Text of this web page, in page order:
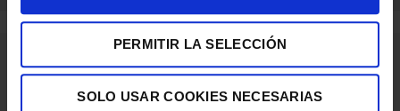
PERMITIR LA SELECCIÓN
SOLO USAR COOKIES NECESARIAS
250G
97,70€